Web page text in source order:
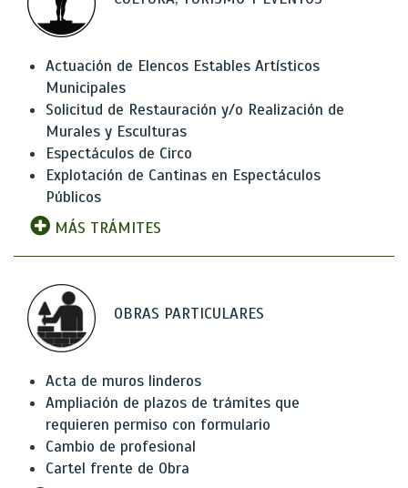
Actuación de Elencos Estables Artísticos
Municipales
Solicitud de Restauración y/o Realización de
Murales y Esculturas
Espectáculos de Circo
Explotación de Cantinas en Espectáculos
Públicos
MÁS TRÁMITES
OBRAS PARTICULARES
Acta de muros linderos
Ampliación de plazos de trámites que
requieren permiso con formulario
Cambio de profesional
Cartel frente de Obra